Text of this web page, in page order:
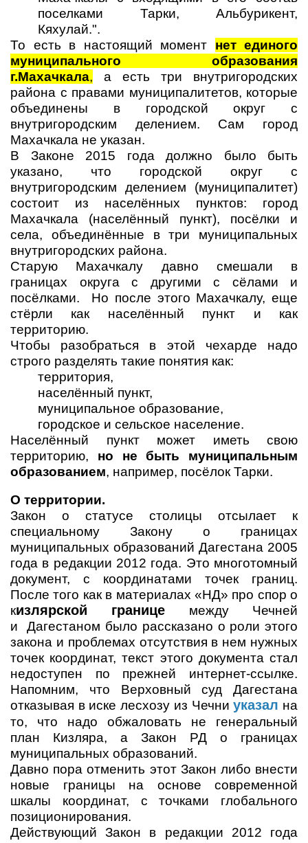
поселками Тарки, Альбурикент,
Кяхулай.".
То есть в настоящий момент нет единого
муниципального образования
г.Махачкала, а есть три внутригородских
района с правами муниципалитетов, которые
объединены в городской округ с
внутригородским делением. Сам город
Махачкала не указан.
В Законе 2015 года должно было быть
указано, что городской округ с
внутригородским делением (муниципалитет)
состоит из населённых пунктов: город
Махачкала (населённый пункт), посёлки и
села, объединённые в три муниципальных
внутригородских района.
Старую Махачкалу давно смешали в
границах округа с другими с сёлами и
посёлками. Но после этого Махачкалу, еще
стёрли как населённый пункт и как
территорию.
Чтобы разобраться в этой чехарде надо
строго разделять такие понятия как:
территория,
населённый пункт,
муниципальное образование,
городское и сельское население.
Населённый пункт может иметь свою
территорию, но не быть муниципальным
образованием, например, посёлок Тарки.
О территории.
Закон о статусе столицы отсылает к
специальному Закону о границах
муниципальных образований Дагестана 2005
года в редакции 2012 года. Это многотомный
документ, с координатами точек границ.
После того как в материалах «НД» про спор о
кизлярской границе между Чечней
и Дагестаном было рассказано о роли этого
закона и проблемах отсутствия в нем нужных
точек координат, текст этого документа стал
недоступен по прежней интернет-ссылке.
Напомним, что Верховный суд Дагестана
отказывая в иске лесхозу из Чечниуказал на
то, что надо обжаловать не генеральный
план Кизляра, а Закон РД о границах
муниципальных образований.
Давно пора отменить этот Закон либо внести
новые границы на основе современной
шкалы координат, с точками глобального
позиционирования.
Действующий Закон в редакции 2012 года